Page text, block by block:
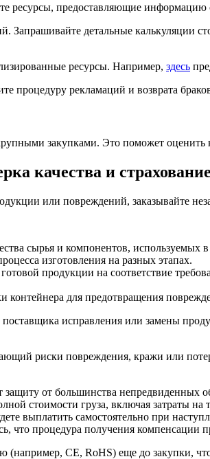
ресурсы, предоставляющие
Запрашивайте детальные калькуляции
ресурсы. Например, здесь
процедуру рекламаций и возврата
закупками. Это поможет оценить
качества и страхование
или повреждений, заказывайте
сырья и компонентов, используемых в
изготовления на разных этапах.
продукции на соответствие
контейнера для предотвращения
исправления или замены
риски повреждения, кражи или
защиту от большинства непредвиденных
стоимости груза, включая затраты
выплатить самостоятельно при
что процедура получения компенсации
(например, CE, RoHS) еще до закупки,